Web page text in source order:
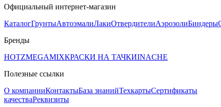
Официальный интернет-магазин
КаталогГрунтыАвтоэмалиЛакиОтвердителиАэрозолиБиндеры
Бренды
HOTZMEGAMIXКРАСКИ НА ТАЧКИINACHE
Полезные ссылки
О компанииКонтактыБаза знанийТехкартыСертификаты
качестваРеквизиты